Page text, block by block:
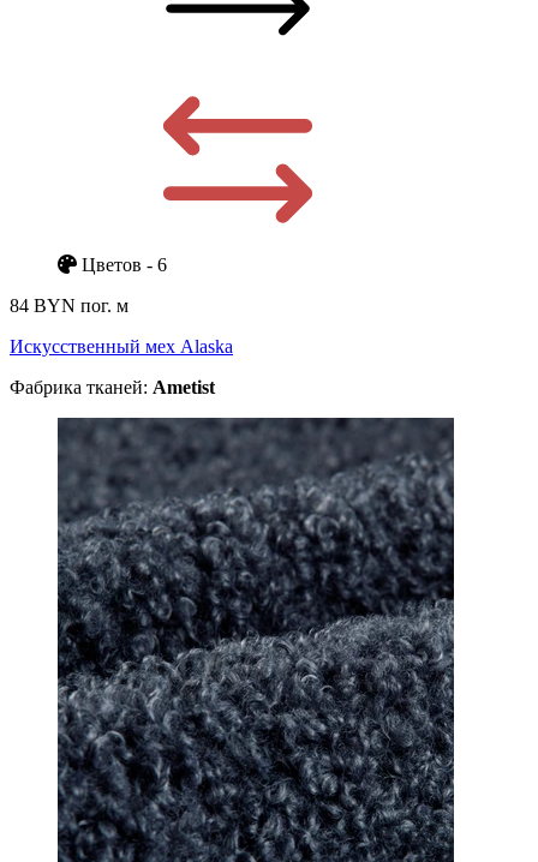
Цветов - 6
84 BYN пог. м
Искусственный мех Alaska
Фабрика тканей: Ametist